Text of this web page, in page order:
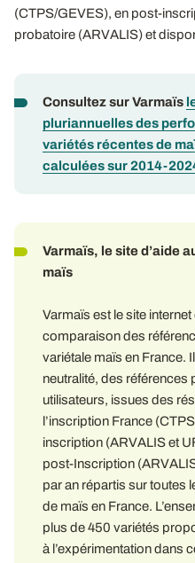
(CTPS/GEVES), en post-
probatoire (ARVALIS) et
Consultez sur Varmaïs
pluriannuelles des
variétés récentes de
calculées sur 2014-
Varmaïs, le site d’aide
maïs
Varmaïs est le site
comparaison des
variétale maïs en France.
neutralité, des références
utilisateurs, issues des
l’inscription France
inscription (ARVALIS et
post-Inscription
par an répartis sur toutes
de maïs en France.
plus de 450 variétés
à l’expérimentation dans